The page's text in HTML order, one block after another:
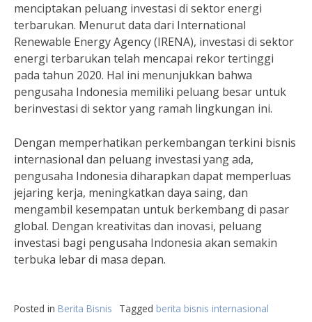
menciptakan peluang investasi di sektor energi
terbarukan. Menurut data dari International
Renewable Energy Agency (IRENA), investasi di sektor
energi terbarukan telah mencapai rekor tertinggi
pada tahun 2020. Hal ini menunjukkan bahwa
pengusaha Indonesia memiliki peluang besar untuk
berinvestasi di sektor yang ramah lingkungan ini.
Dengan memperhatikan perkembangan terkini bisnis
internasional dan peluang investasi yang ada,
pengusaha Indonesia diharapkan dapat memperluas
jejaring kerja, meningkatkan daya saing, dan
mengambil kesempatan untuk berkembang di pasar
global. Dengan kreativitas dan inovasi, peluang
investasi bagi pengusaha Indonesia akan semakin
terbuka lebar di masa depan.
Posted in Berita Bisnis Tagged berita bisnis internasional